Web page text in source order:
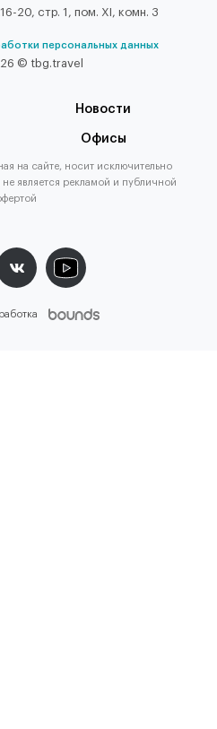
20, стр. 1, пом. XI, комн. 3
персональных данных
© tbg.travel
Новости
Офисы
на сайте, носит исключительно
является рекламой и публичной